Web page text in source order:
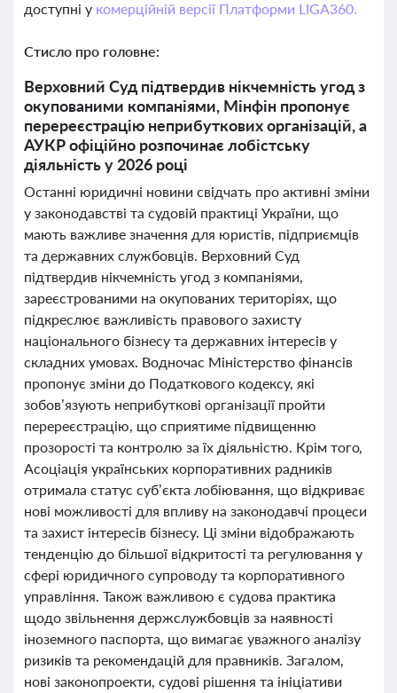
доступні у комерційній версії Платформи LIGA360.
Стисло про головне:
Верховний Суд підтвердив нікчемність угод з
окупованими компаніями, Мінфін пропонує
перереєстрацію неприбуткових організацій, а
АУКР офіційно розпочинає лобістську
діяльність у 2026 році
Останні юридичні новини свідчать про активні зміни
у законодавстві та судовій практиці України, що
мають важливе значення для юристів, підприємців
та державних службовців. Верховний Суд
підтвердив нікчемність угод з компаніями,
зареєстрованими на окупованих територіях, що
підкреслює важливість правового захисту
національного бізнесу та державних інтересів у
складних умовах. Водночас Міністерство фінансів
пропонує зміни до Податкового кодексу, які
зобов’язують неприбуткові організації пройти
перереєстрацію, що сприятиме підвищенню
прозорості та контролю за їх діяльністю. Крім того,
Асоціація українських корпоративних радників
отримала статус суб’єкта лобіювання, що відкриває
нові можливості для впливу на законодавчі процеси
та захист інтересів бізнесу. Ці зміни відображають
тенденцію до більшої відкритості та регулювання у
сфері юридичного супроводу та корпоративного
управління. Також важливою є судова практика
щодо звільнення держслужбовців за наявності
іноземного паспорта, що вимагає уважного аналізу
ризиків та рекомендацій для правників. Загалом,
нові законопроекти, судові рішення та ініціативи